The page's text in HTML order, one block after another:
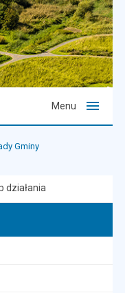
Menu
Gminy
działania